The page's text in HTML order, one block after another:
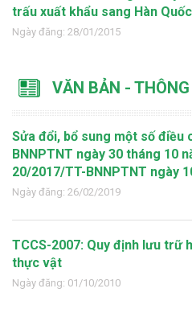
trấu xuất khẩu sang Hàn Quốc
Ngày đăng: 28/01/2015
VĂN BẢN -
Sửa đổi, bổ sung một số điều
BNNPTNT ngày 30 tháng 10
20/2017/TT-BNNPTNT ngày
Ngày đăng: 26/02/2019
TCCS-2007: Quy định lưu trữ
thực vật
Ngày đăng: 01/10/2010